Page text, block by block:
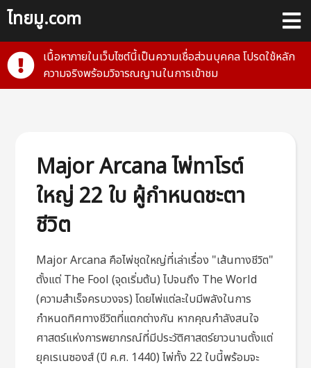
ไทยมู.com
เนื้อหาภายในเว็บไซต์นี้เป็นความเชื่อส่วนบุคคล โปรดใช้หลัก
ความจริงพร้อมวิจารณญานในการเข้าชม
Major Arcana ไพ่ทาโรต์
ใหญ่ 22 ใบ ผู้กำหนดชะตา
ชีวิต
Major Arcana คือไพ่ชุดใหญ่ที่เล่าเรื่อง "เส้นทางชีวิต"
ตั้งแต่ The Fool (จุดเริ่มต้น) ไปจนถึง The World
(ความสำเร็จครบวงจร) โดยไพ่แต่ละใบมีพลังในการ
กำหนดทิศทางชีวิตที่แตกต่างกัน หากคุณกำลังสนใจ
ศาสตร์แห่งการพยากรณ์ที่มีประวัติศาสตร์ยาวนานตั้งแต่
ยุคเรเนซองส์ (ปี ค.ศ. 1440) ไพ่ทั้ง 22 ใบนี้พร้อมจะ